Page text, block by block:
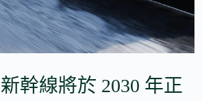
幹線將於 2030 年正